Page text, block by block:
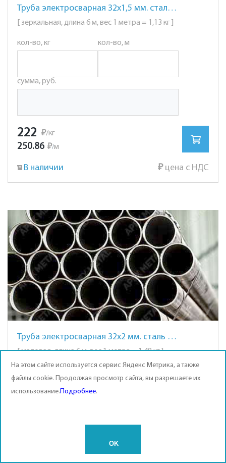
Труба электросварная 32х1,5 мм. сталь AISI 201 (12Х15Г9НД) зеркальная
[ зеркальная, длина 6 м, вес 1 метра = 1,13 кг ]
кол-во, кг кол-во, м
сумма, руб.
222 ₽/кг
250.86 ₽/м
В наличии ₽цена с НДС
Труба электросварная 32х2 мм. сталь AISI 201 (12Х15Г9НД)
[ матовая, длина 6 м, вес 1 метра = 1,48 кг ]
На этом сайте используется сервис Яндекс Метрика, а также
файлы cookie. Продолжая просмотр сайта, вы разрешаете их
использование.Подробнее.
OK